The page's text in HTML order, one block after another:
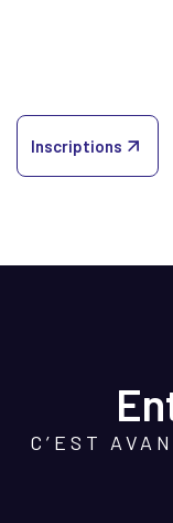
Inscriptions
C’EST